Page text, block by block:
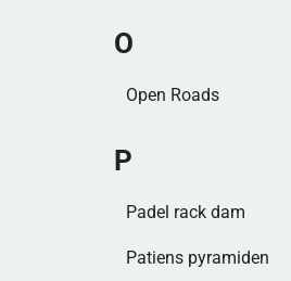
O
Open Roads
P
Padel rack dam
Patiens pyramiden